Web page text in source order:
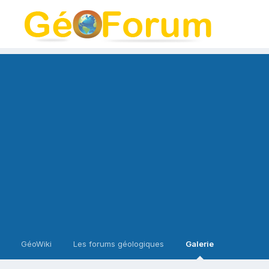
GéoWiki Les forums géologiques Galerie